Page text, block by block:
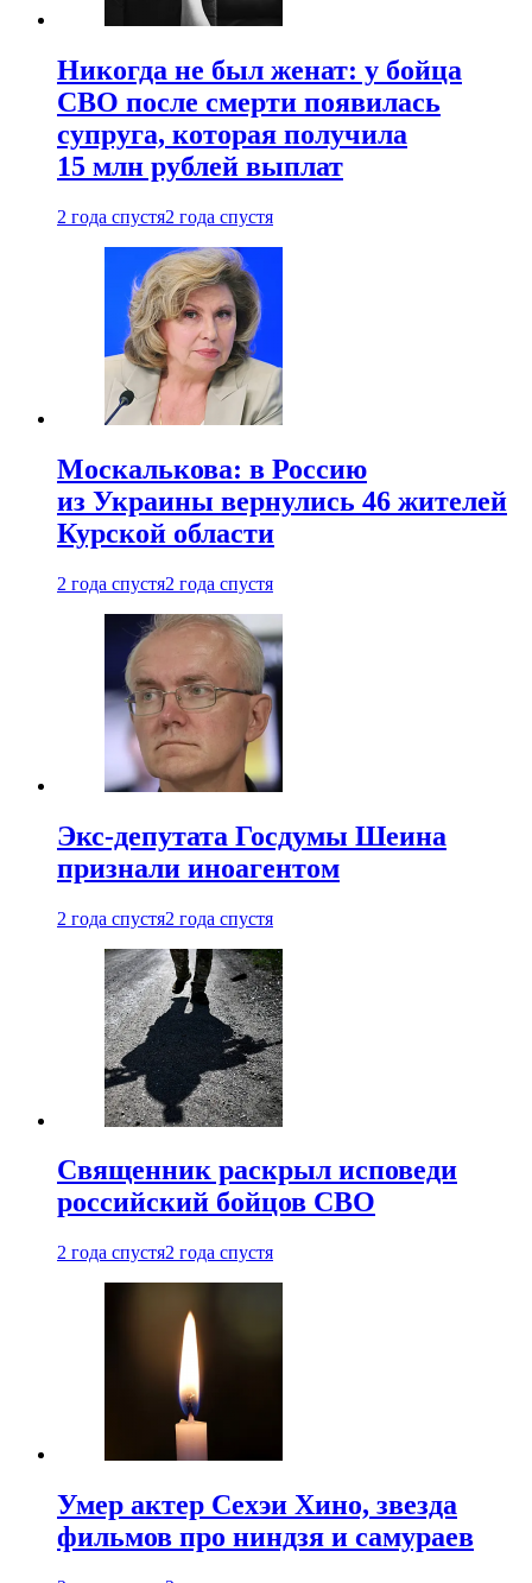
Никогда не был женат: у бойца
СВО после смерти появилась
супруга, которая получила
15 млн рублей выплат
2 года спустя2 года спустя
Москалькова: в Россию
из Украины вернулись 46 жителей
Курской области
2 года спустя2 года спустя
Экс-депутата Госдумы Шеина
признали иноагентом
2 года спустя2 года спустя
Священник раскрыл исповеди
российский бойцов СВО
2 года спустя2 года спустя
Умер актер Сехэи Хино, звезда
фильмов про ниндзя и самураев